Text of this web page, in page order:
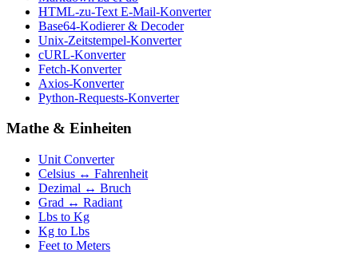
HTML-zu-Text E-Mail-Konverter
Base64-Kodierer & Decoder
Unix-Zeitstempel-Konverter
cURL-Konverter
Fetch-Konverter
Axios-Konverter
Python-Requests-Konverter
Mathe & Einheiten
Unit Converter
Celsius ↔ Fahrenheit
Dezimal ↔ Bruch
Grad ↔ Radiant
Lbs to Kg
Kg to Lbs
Feet to Meters